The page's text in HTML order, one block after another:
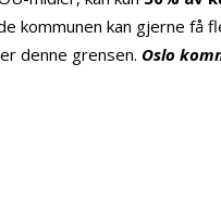
kommunen kan gjerne få
denne grensen. Oslo